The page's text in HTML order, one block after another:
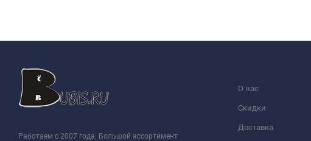
Работаем с 2007 года. Большой ассортимент
О нас
Скидки
Доставка